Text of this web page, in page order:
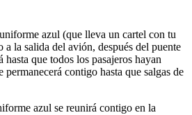
azul (que lleva un cartel con tu
a la salida del avión, después del puente
hasta que todos los pasajeros hayan
permanecerá contigo hasta que salgas de
azul se reunirá contigo en la